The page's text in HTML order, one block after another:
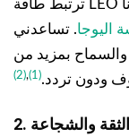
ترتبط طاقة LEO ارتباطًا وثيقًا بالإبداع والتعبير عن الذات. أنا
اليوجا. تساعدني
والسماح بمزيد من
ودون تردد.(1)
,
(2)